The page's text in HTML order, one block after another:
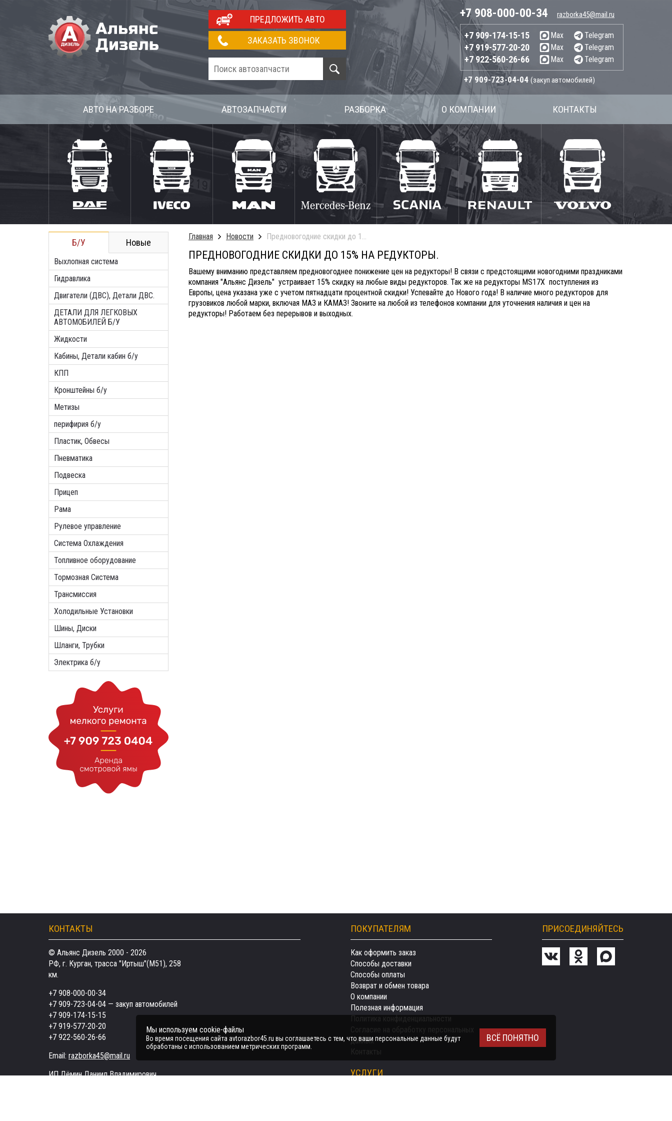
ПРЕДЛОЖИТЬ АВТО
ЗАКАЗАТЬ ЗВОНОК
+7 908-000-00-34 razborka45@mail.ru
+7 909-174-15-15 Max Telegram
+7 919-577-20-20 Max Telegram
+7 922-560-26-66 Max Telegram
+7 909-723-04-04 (закуп автомобилей)
АВТО НА РАЗБОРЕ АВТОЗАПЧАСТИ РАЗБОРКА О КОМПАНИИ КОНТАКТЫ
Б/У Новые
Выхлопная система
Гидравлика
Двигатели (ДВС), Детали ДВС.
ДЕТАЛИ ДЛЯ ЛЕГКОВЫХ
АВТОМОБИЛЕЙ Б/У
Жидкости
Кабины, Детали кабин б/у
КПП
Кронштейны б/у
Метизы
перифирия б/у
Пластик, Обвесы
Пневматика
Подвеска
Прицеп
Рама
Рулевое управление
Система Охлаждения
Топливное оборудование
Тормозная Система
Трансмиссия
Холодильные Установки
Шины, Диски
Шланги, Трубки
Электрика б/у
Главная Новости Предновогодние скидки до 15% на редукторы.
ПРЕДНОВОГОДНИЕ СКИДКИ ДО 15% НА РЕДУКТОРЫ.
Вашему вниманию представляем предновогоднее понижение цен на редукторы! В связи с предстоящими новогодними праздниками
компания "Альянс Дизель" устраивает 15% скидку на любые виды редукторов. Так же на редукторы MS17X поступления из
Европы, цена указана уже с учетом пятнадцати процентной скидки! Успевайте до Нового года! В наличие много редукторов для
грузовиков любой марки, включая МАЗ и КАМАЗ! Звоните на любой из телефонов компании для уточнения наличия и цен на
редукторы! Работаем без перерывов и выходных.
КОНТАКТЫ
© Альянс Дизель 2000 - 2026
РФ, г. Курган, трасса "Иртыш"(М51), 258
км.
+7 908-000-00-34
+7 909-723-04-04 — закуп автомобилей
+7 909-174-15-15
+7 919-577-20-20
+7 922-560-26-66
Email: razborka45@mail.ru
ИП Дёмин Даниил Владимирович
ПОКУПАТЕЛЯМ
Как оформить заказ
Способы доставки
Способы оплаты
Возврат и обмен товара
О компании
Полезная информация
данных
УСЛУГИ
ПРИСОЕДИНЯЙТЕСЬ
Мы используем cookie-файлы
Во время посещения сайта avtorazbor45.ru вы соглашаетесь с тем, что ваши персональные данные будут
обработаны с использованием метрических программ.
ВСЁ ПОНЯТНО